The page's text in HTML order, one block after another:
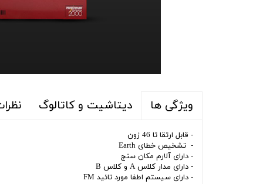
ویژگی ها دیتاشیت و کاتالوگ
- قابل ارتقا تا 46 زون
- تشخیص خطای Earth
- دارای آلارم مکان سنج
- دارای مدار کلاس A و کلاس B
- دارای سیستم اطفا مورد تائید FM